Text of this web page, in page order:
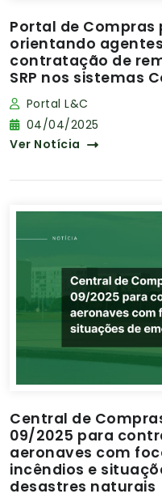
Portal de
orientando
contratação de
SRP nos sistemas
Portal L&C
04/04/2025
Ver Notícia
Central de
09/2025 para
aeronaves com
incêndios e
desastres naturais